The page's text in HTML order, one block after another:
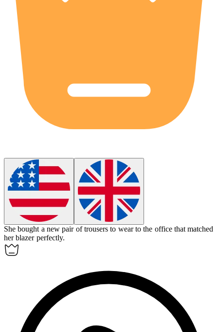
She bought a new pair of trousers to wear to the office that matched
her blazer perfectly.